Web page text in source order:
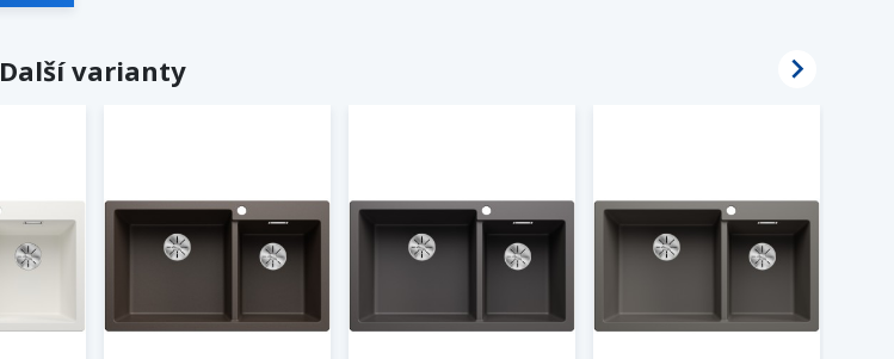
Další varianty 